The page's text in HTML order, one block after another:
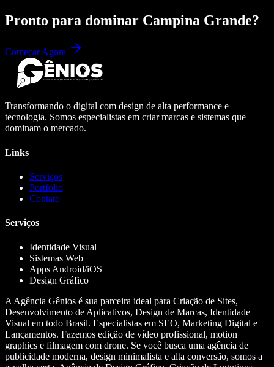
Pronto para dominar Campina Grande?
Começar Agora
Transformando o digital com design de alta performance e
tecnologia. Somos especialistas em criar marcas e sistemas que
dominam o mercado.
Links
Serviços
Portfólio
Contato
Serviços
Identidade Visual
Sistemas Web
Apps Android/iOS
Design Gráfico
A Agência Gênios é sua parceira ideal para Criação de Sites,
Desenvolvimento de Aplicativos, Design de Marcas, Identidade
Visual em todo Brasil. Especialistas em SEO, Marketing Digital e
Lançamentos. Fazemos edição de vídeo profissional, motion
graphics e filmagem com drone. Se você busca uma agência de
publicidade moderna, design minimalista e alta conversão, somos a